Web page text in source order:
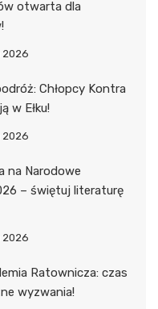
otwarta dla
2026
Chłopcy Kontra
w Ełku!
2026
na Narodowe
– świętuj literaturę
2026
Ratownicza: czas
wyzwania!